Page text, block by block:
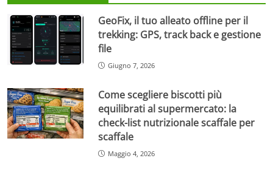
GeoFix, il tuo alleato offline per il
trekking: GPS, track back e gestione
file
Giugno 7, 2026
Come scegliere biscotti più
equilibrati al supermercato: la
check-list nutrizionale scaffale per
scaffale
Maggio 4, 2026